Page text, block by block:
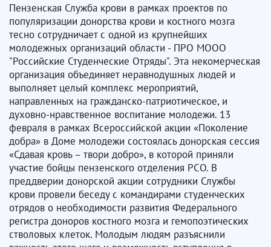
Пензенская Служба крови в рамках проектов по
популяризации донорства крови и костного мозга
тесно сотрудничает с одной из крупнейших
молодежных организаций области - ПРО МООО
"Российские Студенческие Отряды". Эта некомерческая
организация объединяет неравнодушных людей и
выполняет целый комплекс мероприятий,
направленных на гражданско-патриотическое, и
духовно-нравственное воспитание молодежи. 13
февраля в рамках Всероссийской акции «Поколение
добра» в Доме молодежи состоялась донорская сессия
«Сдавая кровь – твори добро», в которой приняли
участие бойцы пензенского отделения РСО. В
преддверии донорской акции сотрудники Службы
крови провели беседу с командирами студенческих
отрядов о необходимости развития Федерального
регистра доноров костного мозга и гемопоэтических
стволовых клеток. Молодым людям разъяснили